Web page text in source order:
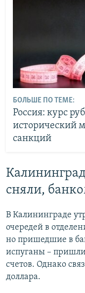
БОЛЬШЕ ПО ТЕМЕ:
Россия: курс
исторический
санкций
сняли,
В Калининграде
очередей в
но пришедшие в
испуганы –
счетов. Однако
доллара.